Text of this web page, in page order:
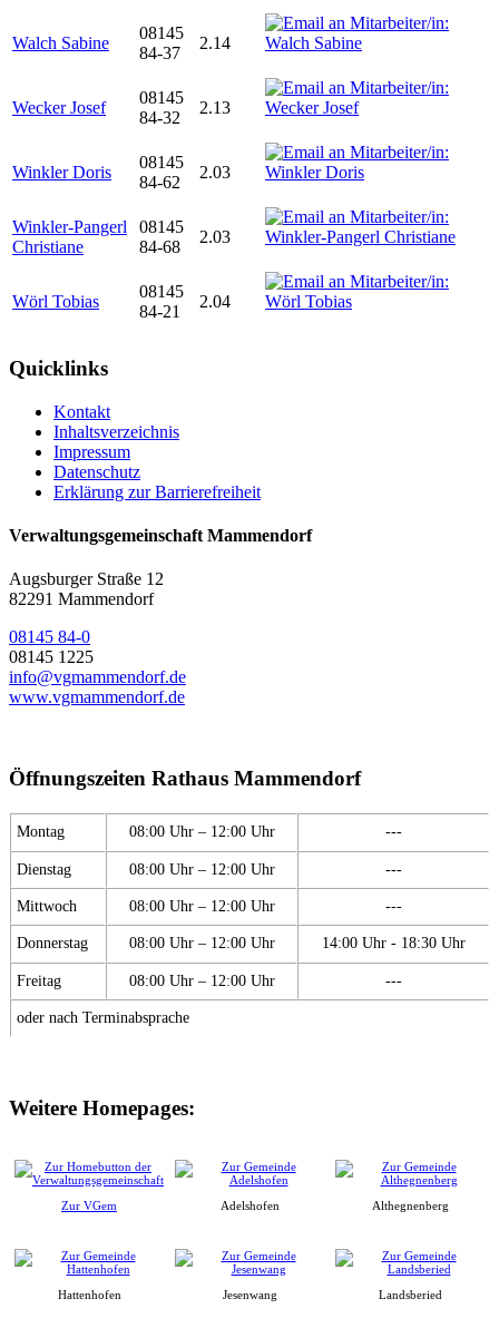
Walch Sabine
08145
84-37
2.14
Wecker Josef
08145
84-32
2.13
Winkler Doris
08145
84-62
2.03
Winkler-Pangerl
Christiane
08145
84-68
2.03
Wörl Tobias
08145
84-21
2.04
Quicklinks
Kontakt
Inhaltsverzeichnis
Impressum
Datenschutz
Erklärung zur Barrierefreiheit
Verwaltungsgemeinschaft Mammendorf
Augsburger Straße 12
82291 Mammendorf
08145 84-0
08145 1225
info@vgmammendorf.de
www.vgmammendorf.de
Öffnungszeiten Rathaus Mammendorf
Montag 08:00 Uhr – 12:00 Uhr ---
Dienstag 08:00 Uhr – 12:00 Uhr ---
Mittwoch 08:00 Uhr – 12:00 Uhr ---
Donnerstag 08:00 Uhr – 12:00 Uhr 14:00 Uhr - 18:30 Uhr
Freitag 08:00 Uhr – 12:00 Uhr ---
oder nach Terminabsprache
Weitere Homepages:
Zur VGem Adelshofen Althegnenberg
Hattenhofen Jesenwang Landsberied